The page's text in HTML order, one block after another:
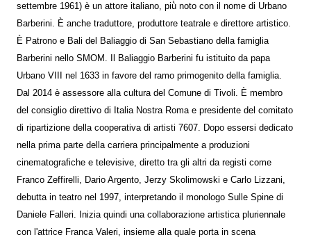
settembre 1961) è un attore italiano, più̀ noto con il nome di Urbano
Barberini. È anche traduttore, produttore teatrale e direttore artistico.
È Patrono e Bali del Baliaggio di San Sebastiano della famiglia
Barberini nello SMOM. Il Baliaggio Barberini fu istituito da papa
Urbano VIII nel 1633 in favore del ramo primogenito della famiglia.
Dal 2014 è assessore alla cultura del Comune di Tivoli. È membro
del consiglio direttivo di Italia Nostra Roma e presidente del comitato
di ripartizione della cooperativa di artisti 7607. Dopo essersi dedicato
nella prima parte della carriera principalmente a produzioni
cinematografiche e televisive, diretto tra gli altri da registi come
Franco Zeffirelli, Dario Argento, Jerzy Skolimowski e Carlo Lizzani,
debutta in teatro nel 1997, interpretando il monologo Sulle Spine di
Daniele Falleri. Inizia quindi una collaborazione artistica pluriennale
con l'attrice Franca Valeri, insieme alla quale porta in scena